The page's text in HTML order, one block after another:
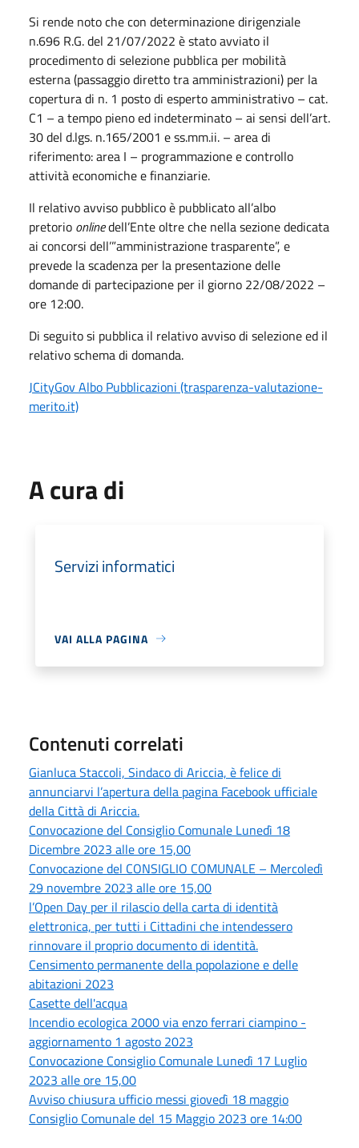
Si rende noto che con determinazione dirigenziale
n.696 R.G. del 21/07/2022 è stato avviato il
procedimento di selezione pubblica per mobilità
esterna (passaggio diretto tra amministrazioni) per la
copertura di n. 1 posto di esperto amministrativo – cat.
C1 – a tempo pieno ed indeterminato – ai sensi dell’art.
30 del d.lgs. n.165/2001 e ss.mm.ii. – area di
riferimento: area I – programmazione e controllo
attività economiche e finanziarie.
Il relativo avviso pubblico è pubblicato all’albo
pretorio onlinedell’Ente oltre che nella sezione dedicata
ai concorsi dell’”amministrazione trasparente”, e
prevede la scadenza per la presentazione delle
domande di partecipazione per il giorno 22/08/2022 –
ore 12:00.
Di seguito si pubblica il relativo avviso di selezione ed il
relativo schema di domanda.
JCityGov Albo Pubblicazioni (trasparenza-valutazione-
merito.it)
A cura di
Servizi informatici
VAI ALLA PAGINA
Contenuti correlati
Gianluca Staccoli, Sindaco di Ariccia, è felice di
annunciarvi l’apertura della pagina Facebook ufficiale
della Città di Ariccia.
Convocazione del Consiglio Comunale Lunedì 18
Dicembre 2023 alle ore 15,00
Convocazione del CONSIGLIO COMUNALE – Mercoledì
29 novembre 2023 alle ore 15,00
l’Open Day per il rilascio della carta di identità
elettronica, per tutti i Cittadini che intendessero
rinnovare il proprio documento di identità.
Censimento permanente della popolazione e delle
abitazioni 2023
Casette dell'acqua
Incendio ecologica 2000 via enzo ferrari ciampino -
aggiornamento 1 agosto 2023
Convocazione Consiglio Comunale Lunedì 17 Luglio
2023 alle ore 15,00
Avviso chiusura ufficio messi giovedì 18 maggio
Consiglio Comunale del 15 Maggio 2023 ore 14:00